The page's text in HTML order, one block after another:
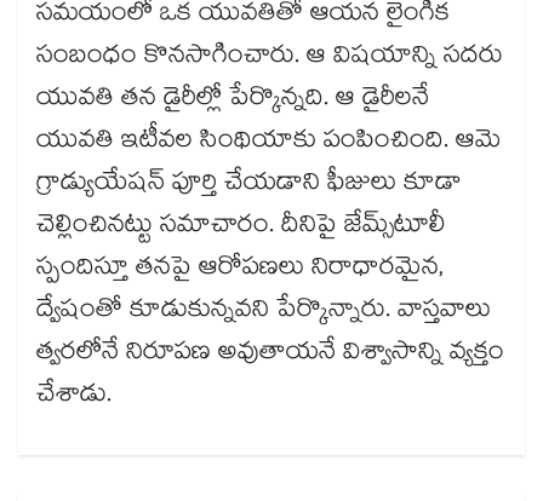
సమయంలో ఒక యువతితో ఆయన లైంగిక
సంబంధం కొనసాగించారు. ఆ విషయాన్ని సదరు
యువతి తన డైరీల్లో పేర్కొన్నది. ఆ డైరీలనే
యువతి ఇటీవల సింథియాకు పంపించింది. ఆమె
గ్రాడ్యుయేషన్ పూర్తి చేయడాని ఫీజులు కూడా
చెల్లించినట్టు సమాచారం. దీనిపై జేమ్స్​టూలీ
స్పందిస్తూ తనపై ఆరోపణలు నిరాధారమైన,
ద్వేషంతో కూడుకున్నవని పేర్కొన్నారు. వాస్తవాలు
త్వరలోనే నిరూపణ అవుతాయనే విశ్వాసాన్ని వ్యక్తం
చేశాడు.